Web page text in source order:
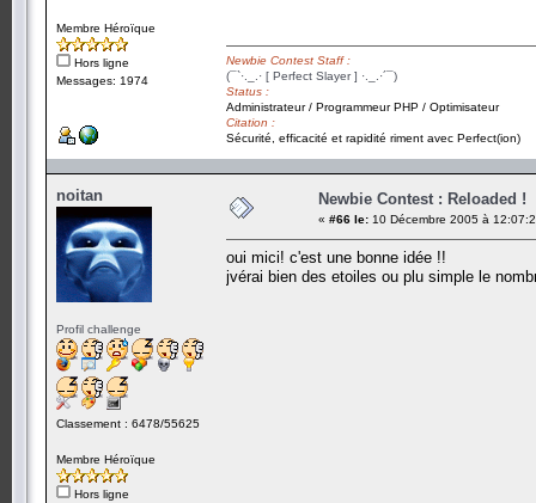
Membre Héroïque
Hors ligne
Messages: 1974
Newbie Contest Staff :
(¯`·._.· [ Perfect Slayer ] ·._.·´¯)
Status :
Administrateur / Programmeur PHP / Optimisateur
Citation :
Sécurité, efficacité et rapidité riment avec Perfect(ion)
noitan
Profil challenge
Classement : 6478/55625
Membre Héroïque
Hors ligne
Newbie Contest : Reloaded !
« #66 le: 10 Décembre 2005 à
oui mici! c'est une bonne idée !!
jvérai bien des etoiles ou plu simple le